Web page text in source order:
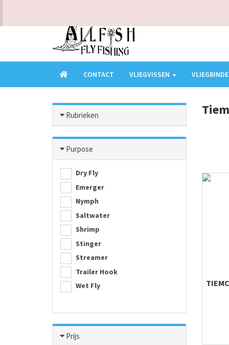
CONTACT VLIEGVISSEN
Rubrieken
Purpose
Dry Fly
Emerger
Nymph
Saltwater
Shrimp
Stinger
Streamer
Trailer Hook
Wet Fly
Prijs